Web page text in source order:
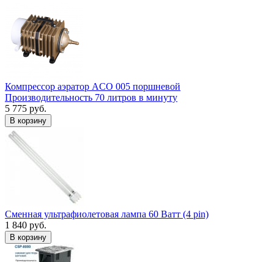
Компрессор аэратор ACO 005 поршневой
Производительность 70 литров в минуту
5 775 руб.
В корзину
Сменная ультрафиолетовая лампа 60 Ватт (4 pin)
1 840 руб.
В корзину